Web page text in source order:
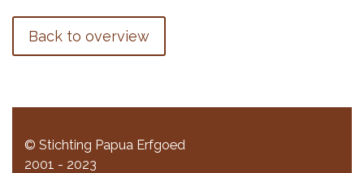
Back to overview
© Stichting Papua Erfgoed
2001 - 2023